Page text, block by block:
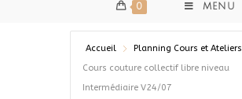
0 MENU
Accueil
Planning Cours et Ateliers
Cours couture collectif libre niveau
Intermédiaire V24/07